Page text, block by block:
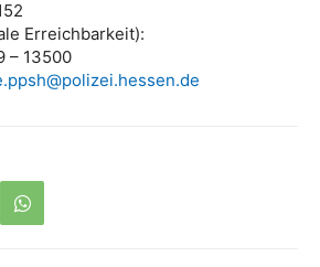
Erreichbarkeit):
– 13500